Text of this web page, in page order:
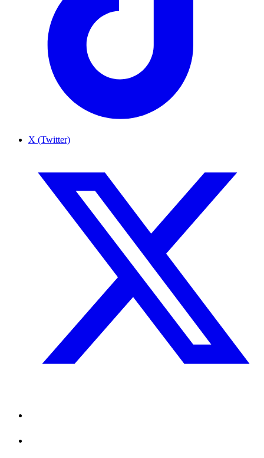
X (Twitter)